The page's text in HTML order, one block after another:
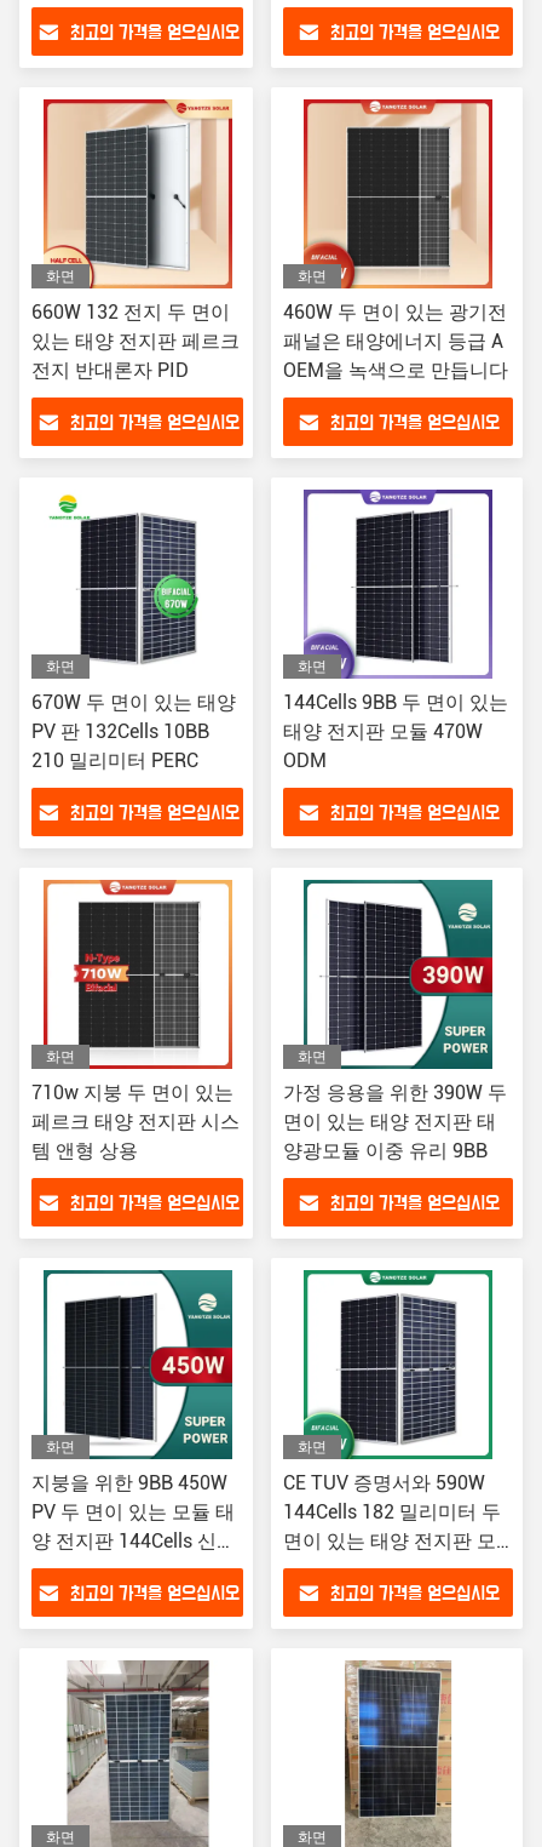
최고의 가격을 얻으십시오 최고의 가격을 얻으십시오
화면
660W 132 전지 두 면이
있는 태양 전지판 페르크
전지 반대론자 PID
최고의 가격을 얻으십시오
화면
460W 두 면이 있는 광기전
패널은 태양에너지 등급 A
OEM을 녹색으로 만듭니다
최고의 가격을 얻으십시오
화면
670W 두 면이 있는 태양
PV 판 132Cells 10BB
210 밀리미터 PERC
최고의 가격을 얻으십시오
화면
144Cells 9BB 두 면이 있는
태양 전지판 모듈 470W
ODM
최고의 가격을 얻으십시오
화면
710w 지붕 두 면이 있는
페르크 태양 전지판 시스
템 앤형 상용
최고의 가격을 얻으십시오
화면
가정 응용을 위한 390W 두
면이 있는 태양 전지판 태
양광모듈 이중 유리 9BB
최고의 가격을 얻으십시오
화면
지붕을 위한 9BB 450W
PV 두 면이 있는 모듈 태
양 전지판 144Cells 신기
술
최고의 가격을 얻으십시오
화면
CE TUV 증명서와 590W
144Cells 182 밀리미터 두
면이 있는 태양 전지판 모
듈 등급 A
최고의 가격을 얻으십시오
화면 화면